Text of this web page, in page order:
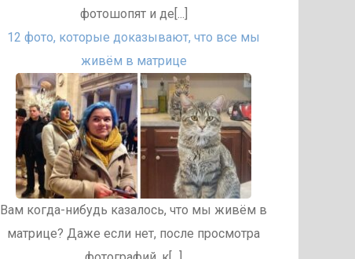
фотошопят и де[...]
12 фото, которые доказывают, что все мы
живём в матрице
Вам когда-нибудь казалось, что мы живём в
матрице? Даже если нет, после просмотра